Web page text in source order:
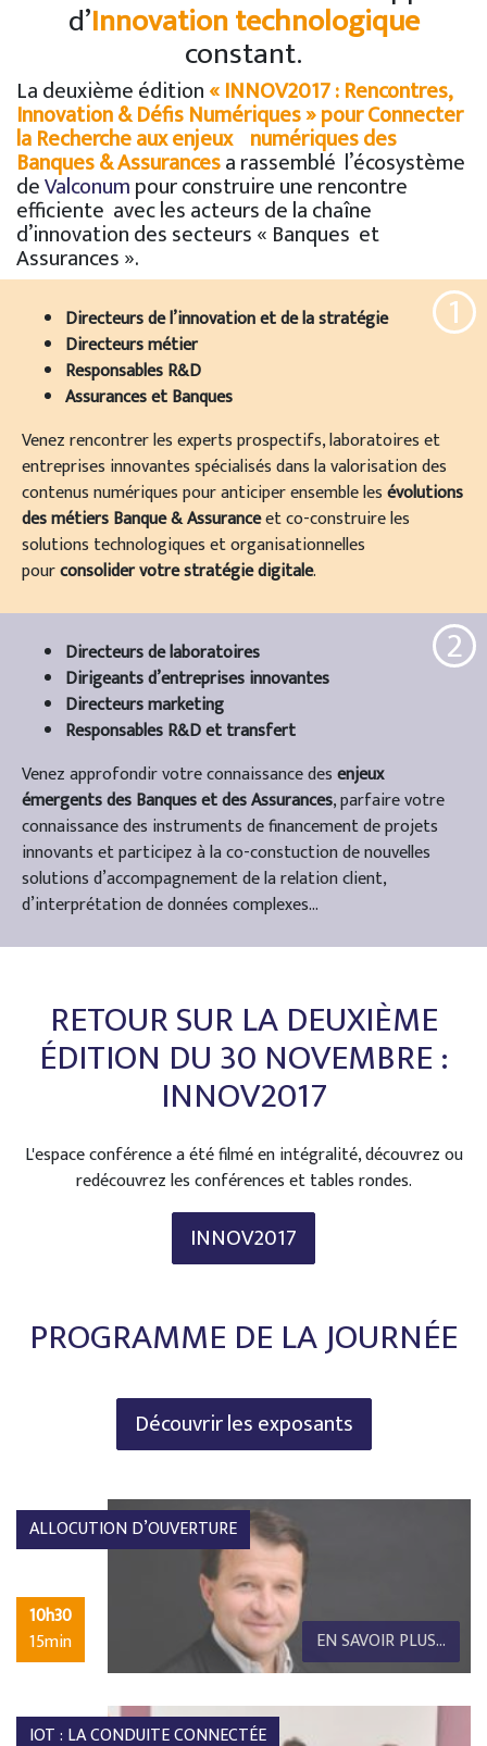
d’Innovation technologique
constant.
La deuxième édition« INNOV2017 : Rencontres,
Innovation & Défis Numériques » pour Connecter
la Recherche aux enjeux numériques des
Banques & Assurancesa rassemblé l’écosystème
deValconumpour construire une rencontre
efficiente avec les acteurs de la chaîne
d’innovation des secteurs « Banques et
Assurances ».
1
Directeurs de l’innovation et de la stratégie
Directeurs métier
Responsables R&D
Assurances et Banques
Venez rencontrer les experts prospectifs, laboratoires et
entreprises innovantes spécialisés dans la valorisation des
contenus numériques pour anticiper ensemble lesévolutions
des métiers Banque & Assuranceet co-construire les
solutions technologiques et organisationnelles
pourconsolider votre stratégie digitale.
2
Directeurs de laboratoires
Dirigeants d’entreprises innovantes
Directeurs marketing
Responsables R&D et transfert
Venez approfondir votre connaissance desenjeux
émergents des Banques et des Assurances, parfaire votre
connaissance des instruments de financement de projets
innovants et participez à la co-constuction de nouvelles
solutions d’accompagnement de la relation client,
d’interprétation de données complexes…
RETOUR SUR LA DEUXIÈME
ÉDITION DU 30 NOVEMBRE :
INNOV2017
L'espace conférence a été filmé en intégralité, découvrez ou
redécouvrez les conférences et tables rondes.
INNOV2017
PROGRAMME DE LA JOURNÉE
Découvrir les exposants
ALLOCUTION D’OUVERTURE
10h30
15min
EN SAVOIR PLUS...
IOT : LA CONDUITE CONNECTÉE